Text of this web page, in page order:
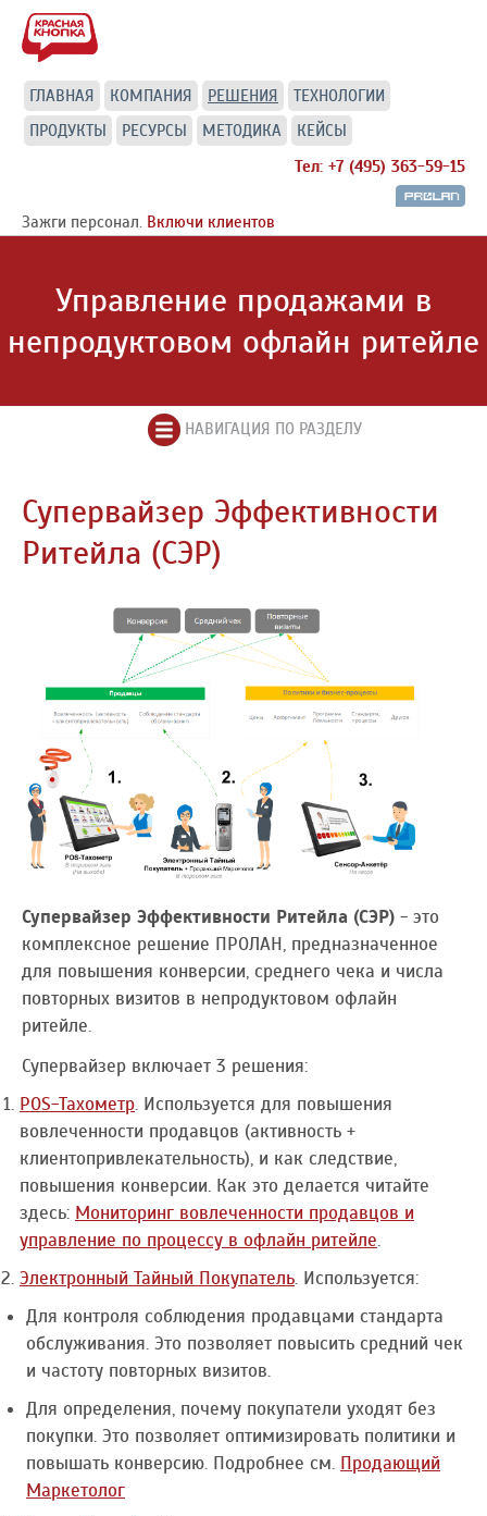
ГЛАВНАЯ КОМПАНИЯ РЕШЕНИЯ
ТЕХНОЛОГИИ
ПРОДУКТЫ
РЕСУРСЫ МЕТОДИКА
КЕЙСЫ
Тел: +7 (495) 363-59-15
Зажги персонал. Включи клиентов
Управление продажами в
непродуктовом офлайн ритейле
НАВИГАЦИЯ ПО РАЗДЕЛУ
Супервайзер Эффективности
Ритейла (СЭР)
Супервайзер Эффективности Ритейла (СЭР) - это
комплексное решение ПРОЛАН, предназначенное
для повышения конверсии, среднего чека и числа
повторных визитов в непродуктовом офлайн
ритейле.
Супервайзер включает 3 решения:
POS-Тахометр. Используется для повышения
вовлеченности продавцов (активность +
клиентопривлекательность), и как следствие,
повышения конверсии. Как это делается читайте
здесь: Мониторинг вовлеченности продавцов и
управление по процессу в офлайн ритейле.
Электронный Тайный Покупатель. Используется:
Для контроля соблюдения продавцами стандарта
обслуживания. Это позволяет повысить средний чек
и частоту повторных визитов.
Для определения, почему покупатели уходят без
покупки. Это позволяет оптимизировать политики и
повышать конверсию. Подробнее см. Продающий
Маркетолог